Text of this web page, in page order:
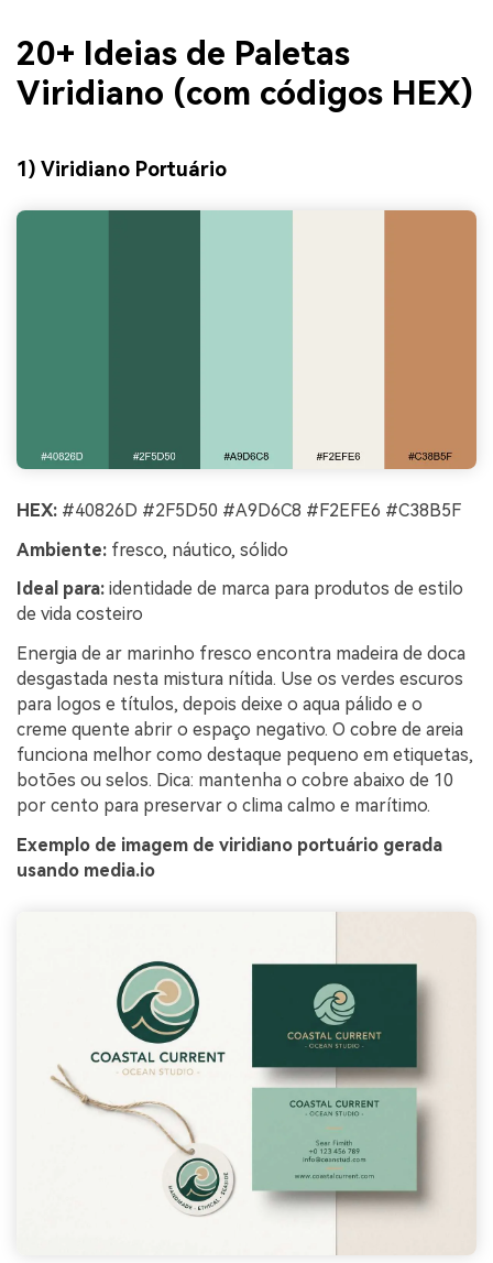
20+ Ideias de Paletas
Viridiano (com códigos HEX)
1) Viridiano Portuário
HEX: #40826D #2F5D50 #A9D6C8 #F2EFE6 #C38B5F
Ambiente: fresco, náutico, sólido
Ideal para: identidade de marca para produtos de estilo
de vida costeiro
Energia de ar marinho fresco encontra madeira de doca
desgastada nesta mistura nítida. Use os verdes escuros
para logos e títulos, depois deixe o aqua pálido e o
creme quente abrir o espaço negativo. O cobre de areia
funciona melhor como destaque pequeno em etiquetas,
botões ou selos. Dica: mantenha o cobre abaixo de 10
por cento para preservar o clima calmo e marítimo.
Exemplo de imagem de viridiano portuário gerada
usando media.io